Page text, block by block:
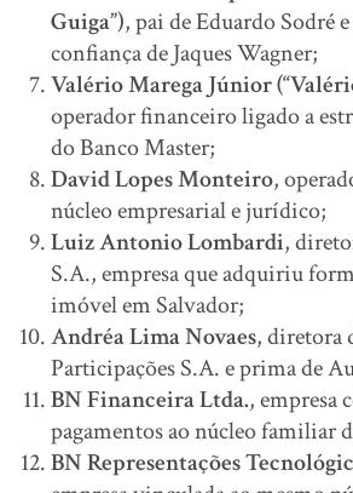
Guiga”), pai de Eduardo Sodré e
confiança de Jaques Wagner;
Valério Marega Júnior
operador financeiro ligado a
do Banco Master;
David Lopes Monteiro,
núcleo empresarial e jurídico;
Luiz Antonio Lombardi,
S.A., empresa que adquiriu
imóvel em Salvador;
Andréa Lima Novaes, diretora
Participações S.A. e prima de
BN Financeira Ltda., empresa
pagamentos ao núcleo familiar
BN Representações